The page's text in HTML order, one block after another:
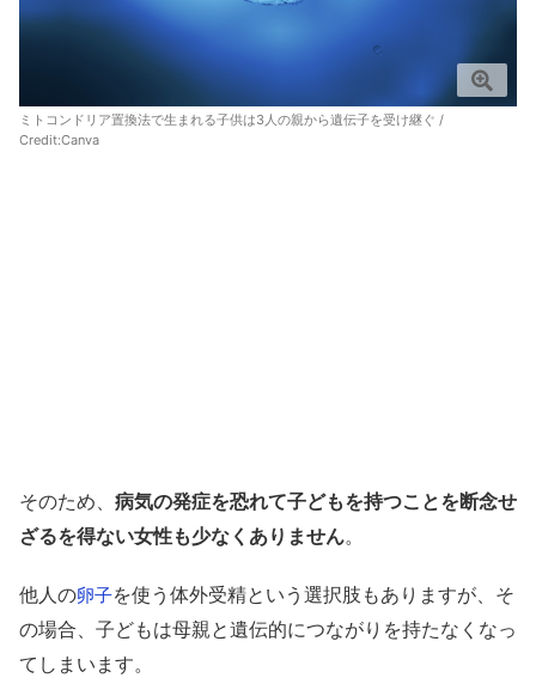
ミトコンドリア置換法で生まれる子供は3人の親から遺伝子を受け継ぐ /
Credit:Canva
そのため、 病気の発症を恐れて子どもを持つことを断念せ
ざるを得ない女性も少なくありません。
他人の卵子を使う体外受精という選択肢もありますが、そ
の場合、子どもは母親と遺伝的につながりを持たなくなっ
てしまいます。